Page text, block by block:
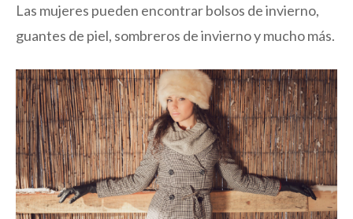
Las mujeres pueden encontrar bolsos de invierno,
guantes de piel, sombreros de invierno y mucho más.